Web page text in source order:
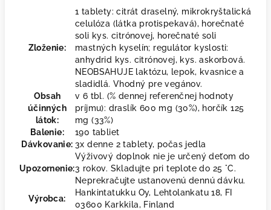
Zloženie:
1 tablety: citrát draselný, mikrokryštalická
celulóza (látka protispekavá), horečnaté
soli kys. citrónovej, horečnaté soli
mastných kyselín; regulátor kyslosti:
anhydrid kys. citrónovej, kys. askorbová.
NEOBSAHUJE laktózu, lepok, kvasnice a
sladidlá. Vhodný pre vegánov.
Obsah
účinných
látok:
v 6 tbl. (% dennej referenčnej hodnoty
príjmu): draslík 600 mg (30%), horčík 125
mg (33%)
Balenie:
190 tabliet
Dávkovanie: 3x denne 2 tablety, počas jedla
Upozornenie:
Výživový doplnok nie je určený deťom do
3 rokov. Skladujte pri teplote do 25 °C.
Neprekračujte ustanovenú dennú dávku.
Výrobca:
Hankintatukku Oy, Lehtolankatu 18, FI
03600 Karkkila, Finland